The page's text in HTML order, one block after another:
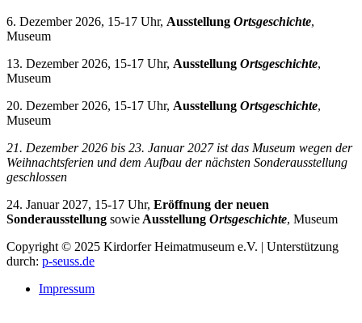
6. Dezember 2026, 15-17 Uhr, Ausstellung Ortsgeschichte,
Museum
13. Dezember 2026, 15-17 Uhr, Ausstellung Ortsgeschichte,
Museum
20. Dezember 2026, 15-17 Uhr, Ausstellung Ortsgeschichte,
Museum
21. Dezember 2026 bis 23. Januar 2027 ist das Museum wegen der
Weihnachtsferien und dem Aufbau der nächsten Sonderausstellung
geschlossen
24. Januar 2027, 15-17 Uhr, Eröffnung der neuen
Sonderausstellung sowie Ausstellung Ortsgeschichte, Museum
Copyright © 2025 Kirdorfer Heimatmuseum e.V. | Unterstützung
durch: p-seuss.de
Impressum